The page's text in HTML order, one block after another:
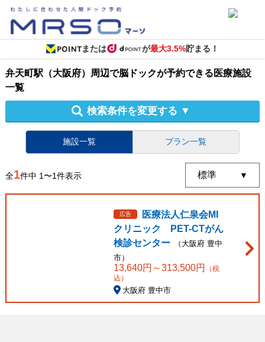
または が最大3.5%貯まる！
弁天町駅（大阪府）周辺で脳ドックが予約できる医療施設
一覧
検索条件を変更する ▼
施設一覧 プラン一覧
全1件中 1〜1件表示
広告
医療法人仁泉会MI
クリニック PET-CTがん
検診センター
（ 大阪府 豊中
市）
13,640円～313,500円
（税
込）
大阪府 豊中市